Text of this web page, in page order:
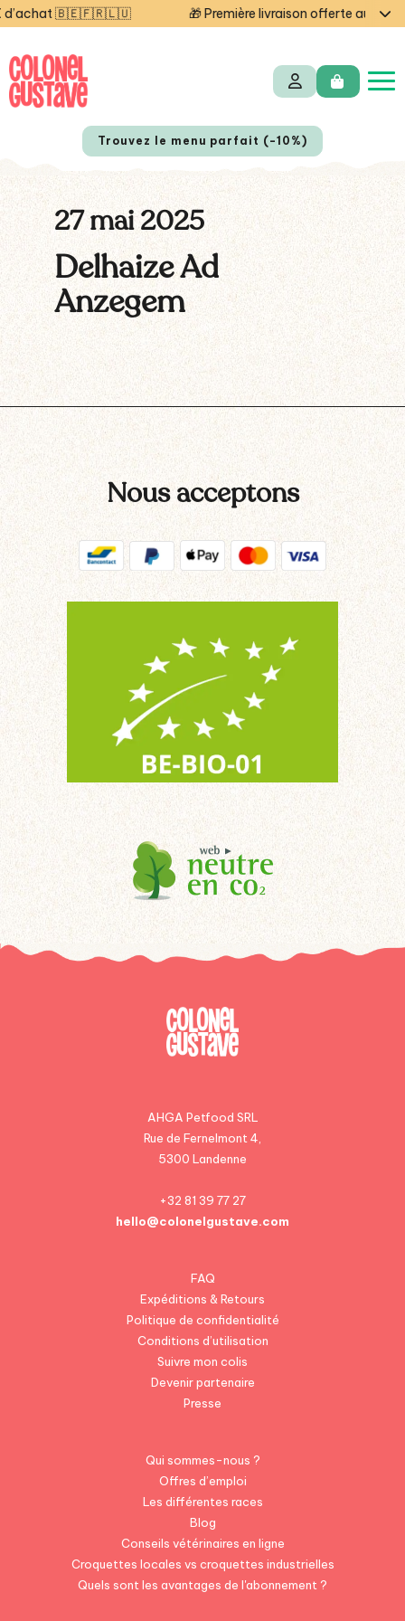
d’achat 🇧🇪🇫🇷🇱🇺 🎁 Première livraison offerte
NL EN
Trouvez le menu parfait (-10%)
27 mai 2025
Delhaize Ad
Anzegem
Nous acceptons
AHGA Petfood SRL
Rue de Fernelmont 4,
5300 Landenne
+32 81 39 77 27
hello@colonelgustave.com
FAQ
Expéditions & Retours
Politique de confidentialité
Conditions d’utilisation
Suivre mon colis
Devenir partenaire
Presse
Qui sommes-nous ?
Offres d’emploi
Les différentes races
Blog
Conseils vétérinaires en ligne
Croquettes locales vs croquettes industrielles
Quels sont les avantages de l'abonnement ?